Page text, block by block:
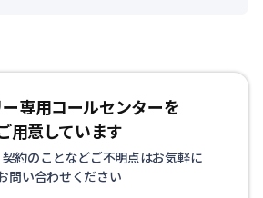
専用コールセンターを
用意しています
約のことなどご不明点はお気軽に
問い合わせください